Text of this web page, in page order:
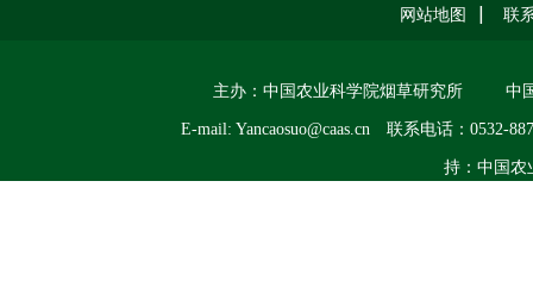
网站地图 联
主办：中国农业科学院烟草研究所 中
E-mail: Yancaosuo@caas.cn 联系电话：0532-
持：中国农